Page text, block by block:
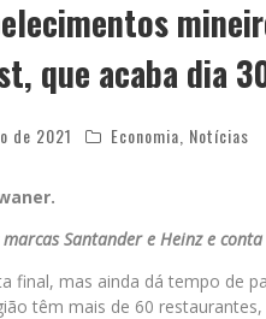
que acaba dia
de 2021 Economia Notícias
Santander e Heinz e
final, mas ainda dá tempo de
têm mais de 60